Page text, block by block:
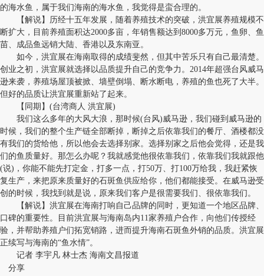
的海水鱼，属于我们海南的海水鱼，我觉得是蛮合理的。
【解说】历经十五年发展，随着养殖技术的突破，洪宜展养殖规模不
断扩大，目前养殖面积达2000多亩，年销售额达到8000多万元，鱼卵、鱼
苗、成品鱼远销大陆、香港以及东南亚。
如今，洪宜展在海南取得的成绩斐然，但其中苦乐只有自己最清楚。
创业之初，洪宜展就选择以品质提升自己的竞争力。2014年超强台风威马
逊来袭，养殖场屋顶被掀、墙壁倒塌、断水断电，养殖的鱼也死了大半。
但好的品质让洪宜展重新站了起来。
【同期】(台湾商人 洪宜展)
我们这么多年的大风大浪，那时候(台风)威马逊，我们碰到威马逊的
时候，我们的整个生产链全部断掉，断掉之后依靠我们的餐厅、酒楼都没
有我们的货给他，所以他会去选择别家。选择别家之后他会觉得，还是我
们的鱼质量好。那怎么办呢？我就感觉他很依靠我们，依靠我们我就跟他
(说)，你能不能先打定金，打多一点，打50万、打100万给我，我赶紧恢
复生产，来把原来质量好的石斑鱼供应给你，他们都能接受。在威马逊受
创的时候，我找到就是说，原来我们客户是很需要我们、很依靠我们。
【解说】洪宜展在海南打响自己品牌的同时，更知道一个地区品牌、
口碑的重要性。目前洪宜展与海南岛内11家养殖户合作，向他们传授经
验，并帮助养殖户们拓宽销路，进而提升海南石斑鱼外销的品质。洪宜展
正续写与海南的“鱼水情”。
记者 李宇凡 林士杰 海南文昌报道
分享